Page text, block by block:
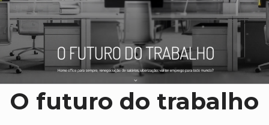
O futuro do trabalho